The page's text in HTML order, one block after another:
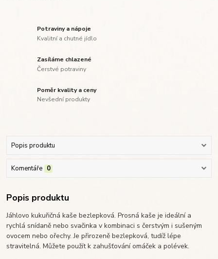
Potraviny a nápoje
Kvalitní a chutné jídlo
Zasíláme chlazené
Čerstvé potraviny
Poměr kvality a ceny
Nevšední produkty
Popis produktu
Komentáře 0
Popis produktu
Jáhlovo kukuřičná kaše bezlepková. Prosná kaše je ideální a
rychlá snídaně nebo svačinka v kombinaci s čerstvým i sušeným
ovocem nebo ořechy. Je přirozeně bezlepková, tudíž lépe
stravitelná. Můžete použít k zahušťování omáček a polévek.